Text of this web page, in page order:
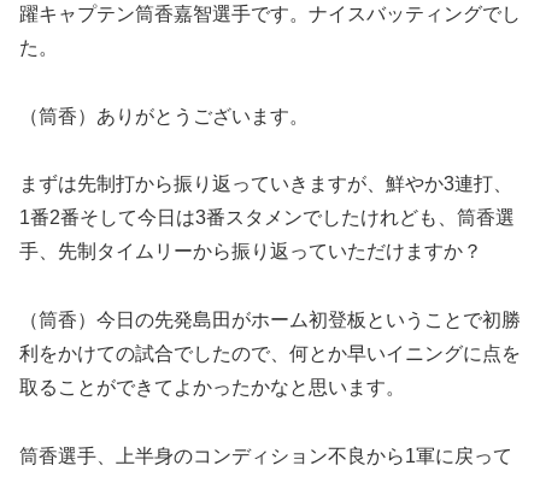
躍キャプテン筒香嘉智選手です。ナイスバッティングでし
た。
（筒香）ありがとうございます。
まずは先制打から振り返っていきますが、鮮やか3連打、
1番2番そして今日は3番スタメンでしたけれども、筒香選
手、先制タイムリーから振り返っていただけますか？
（筒香）今日の先発島田がホーム初登板ということで初勝
利をかけての試合でしたので、何とか早いイニングに点を
取ることができてよかったかなと思います。
筒香選手、上半身のコンディション不良から1軍に戻って